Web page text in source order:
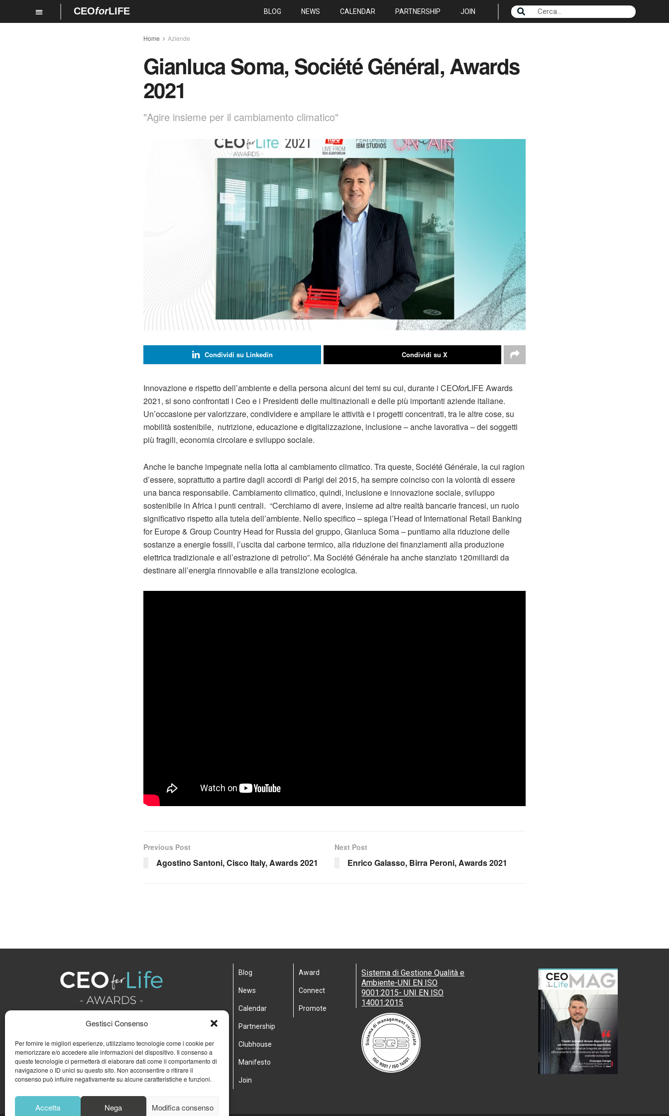
Gestisci Consenso
Per fornire le migliori esperienze, utilizziamo tecnologie come i cookie per
memorizzare e/o accedere alle informazioni del dispositivo. Il consenso a
queste tecnologie ci permetterà di elaborare dati come il comportamento di
navigazione o ID unici su questo sito. Non acconsentire o ritirare il
consenso può influire negativamente su alcune caratteristiche e funzioni.
Accetta Nega Modifica consenso
CEOforLIFE BLOG NEWS CALENDAR PARTNERSHIP JOIN
Home Aziende
Gianluca Soma, Société Général, Awards
2021
"Agire insieme per il cambiamento climatico"
Condividi su Linkedin Condividi su X
Innovazione e rispetto dell’ambiente e della persona alcuni dei temi su cui, durante i CEOforLIFE Awards
2021, si sono confrontati i Ceo e i Presidenti delle multinazionali e delle più importanti aziende italiane.
Un’occasione per valorizzare, condividere e ampliare le attività e i progetti concentrati, tra le altre cose, su
mobilità sostenibile, nutrizione, educazione e digitalizzazione, inclusione – anche lavorativa – dei soggetti
più fragili, economia circolare e sviluppo sociale.
Anche le banche impegnate nella lotta al cambiamento climatico. Tra queste, Société Générale, la cui ragion
d’essere, soprattutto a partire dagli accordi di Parigi del 2015, ha sempre coinciso con la volontà di essere
una banca responsabile. Cambiamento climatico, quindi, inclusione e innovazione sociale, sviluppo
sostenibile in Africa i punti centrali. “Cerchiamo di avere, insieme ad altre realtà bancarie francesi, un ruolo
significativo rispetto alla tutela dell’ambiente. Nello specifico – spiega l’Head of International Retail Banking
for Europe & Group Country Head for Russia del gruppo, Gianluca Soma – puntiamo alla riduzione delle
sostanze a energie fossili, l’uscita dal carbone termico, alla riduzione dei finanziamenti alla produzione
elettrica tradizionale e all’estrazione di petrolio”. Ma Société Générale ha anche stanziato 120miliardi da
destinare all’energia rinnovabile e alla transizione ecologica.
Previous Post
Agostino Santoni, Cisco Italy, Awards 2021
Next Post
Enrico Galasso, Birra Peroni, Awards 2021
Blog
News
Calendar
Partnership
Clubhouse
Manifesto
Join
Award
Connect
Promote
Sistema di Gestione Qualità e
Ambiente-UNI EN ISO
9001:2015- UNI EN ISO
14001:2015